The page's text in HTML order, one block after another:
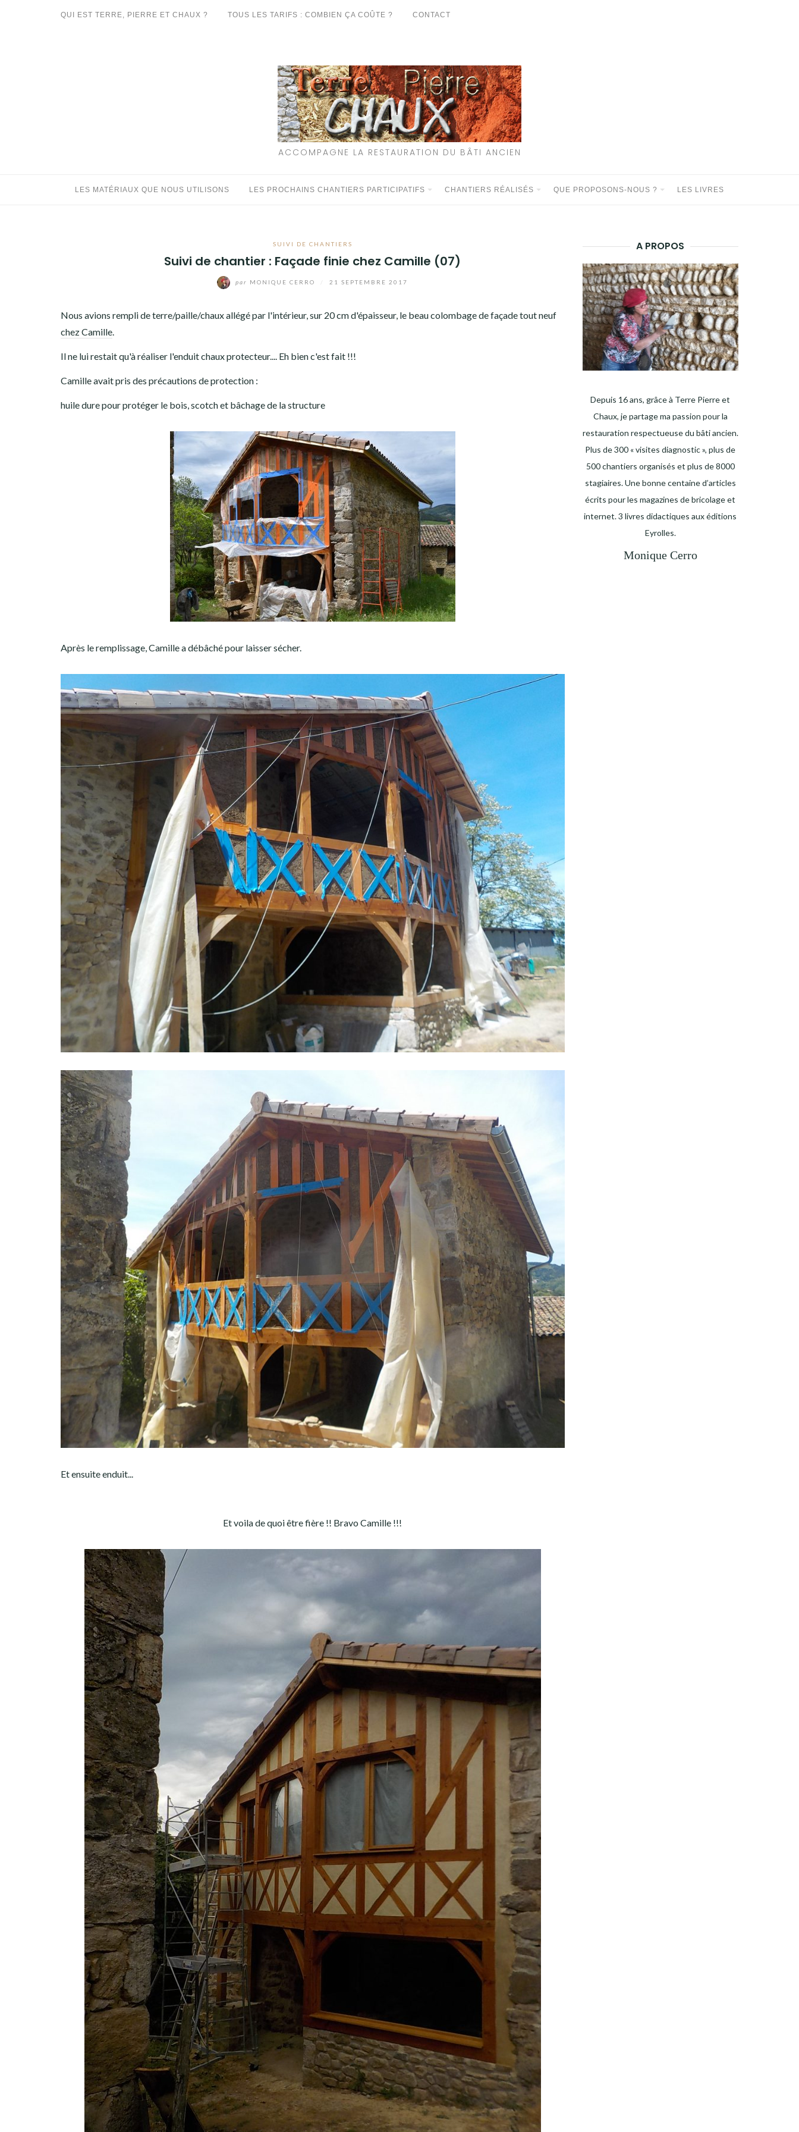
QUI EST TERRE, PIERRE ET CHAUX ? TOUS LES TARIFS : COMBIEN ÇA COÛTE ? CONTACT
ACCOMPAGNE LA RESTAURATION DU BÂTI ANCIEN
LES MATÉRIAUX QUE NOUS UTILISONS LES PROCHAINS CHANTIERS PARTICIPATIFS CHANTIERS RÉALISÉS QUE PROPOSONS-NOUS ? LES LIVRES
SUIVI DE CHANTIERS
Suivi de chantier : Façade finie chez Camille (07)
par MONIQUE CERRO 21 SEPTEMBRE 2017
Nous avions rempli de terre/paille/chaux allégé par l'intérieur, sur 20 cm d'épaisseur, le beau colombage de façade tout neuf
chez Camille.
Il ne lui restait qu'à réaliser l'enduit chaux protecteur.... Eh bien c'est fait !!!
Camille avait pris des précautions de protection :
huile dure pour protéger le bois, scotch et bâchage de la structure
Après le remplissage, Camille a débâché pour laisser sécher.
Et ensuite enduit...
Et voila de quoi être fière !! Bravo Camille !!!
A PROPOS
Depuis 16 ans, grâce à Terre Pierre et
Chaux, je partage ma passion pour la
restauration respectueuse du bâti ancien.
Plus de 300 « visites diagnostic », plus de
500 chantiers organisés et plus de 8000
stagiaires. Une bonne centaine d’articles
écrits pour les magazines de bricolage et
internet. 3 livres didactiques aux éditions
Eyrolles.
Monique Cerro